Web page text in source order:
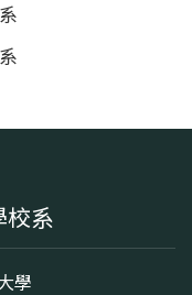
校系
學